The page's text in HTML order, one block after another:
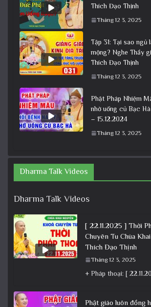
Thích Đạo Thịnh
Tháng 12 3, 2025
Tập 31: Tại sao ngủ
mộng? Nghe Thầy
Thích Đạo Thịnh
Tháng 12 3, 2025
Phật Pháp Nhiệm
nhờ uống củ Bạc
– 15.12.2024
Tháng 12 3, 2025
Dharma Talk Videos
Dharma Talk Videos
[ 22.11.2025 ] Thời
Chuyên Tu Chùa
Thích Đạo Thịnh
Tháng 12 3, 2025
Phật giáo luôn đồng